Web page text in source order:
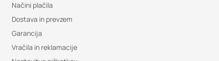
Načini plačila
Dostava in prevzem
Garancija
Vračila in reklamacije